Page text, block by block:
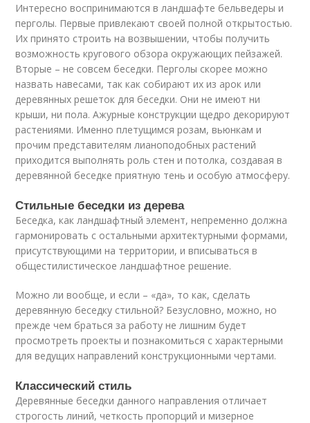
Интересно воспринимаются в ландшафте бельведеры и
перголы. Первые привлекают своей полной открытостью.
Их принято строить на возвышении, чтобы получить
возможность кругового обзора окружающих пейзажей.
Вторые – не совсем беседки. Перголы скорее можно
назвать навесами, так как собирают их из арок или
деревянных решеток для беседки. Они не имеют ни
крыши, ни пола. Ажурные конструкции щедро декорируют
растениями. Именно плетущимся розам, вьюнкам и
прочим представителям лианоподобных растений
приходится выполнять роль стен и потолка, создавая в
деревянной беседке приятную тень и особую атмосферу.
Стильные беседки из дерева
Беседка, как ландшафтный элемент, непременно должна
гармонировать с остальными архитектурными формами,
присутствующими на территории, и вписываться в
общестилистическое ландшафтное решение.
Можно ли вообще, и если – «да», то как, сделать
деревянную беседку стильной? Безусловно, можно, но
прежде чем браться за работу не лишним будет
просмотреть проекты и познакомиться с характерными
для ведущих направлений конструкционными чертами.
Классический стиль
Деревянные беседки данного направления отличает
строгость линий, четкость пропорций и мизерное